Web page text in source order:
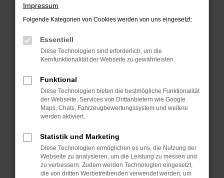
Suchmaschine?
Prüfe deine Browsererweiterungen.
können das Laden bestimmter Seiten
verhindern. Funktioniert die Seite in einem
Fenster?
Starte dein Gerät neu.
Das kann manchmal helfen, vorübergehende
Probleme zu beheben.
Betriebssystem auf dem neuesten Stand
sind.
Veraltete Software birgt nicht nur ein
Sicherheitsrisiko, sondern kann auch dazu
Impressum
Folgende Kategorien von Cookies werden von uns eingesetzt:
Essentiell
Diese Technologien sind erforderlich, um die
Kernfunktionalität der Webseite zu gewährleisten.
Funktional
Diese Technologien bieten die bestmögliche Funktionalität
der Webseite. Services von Drittanbietern wie Google
Maps, Chats, Fahrzeugbewertungssystem und weitere
werden aktiviert.
Statistik und Marketing
Diese Technologien ermöglichen es uns, die Nutzung der
Webseite zu analysieren, um die Leistung zu messen und
zu verbessern. Zudem werden Technologien eingesetzt,
die von dritten Werbetreibenden verwendet werden, um